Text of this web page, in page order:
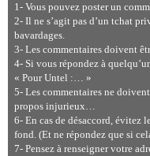
1- Vous pouvez poster un
2- Il ne s’agit pas d’un tchat
bavardages.
3- Les commentaires doivent
4- Si vous répondez à
« Pour Untel :… »
5- Les commentaires ne
propos injurieux…
6- En cas de désaccord, évitez
fond. (Et ne répondez que si
7- Pensez à renseigner votre